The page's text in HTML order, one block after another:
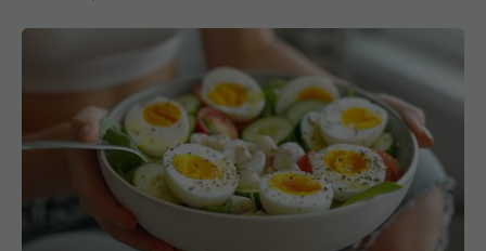
Dieta cu ouă fierte: slăbești rapid sau e doar un
mit? De ce o adoră celebritățile